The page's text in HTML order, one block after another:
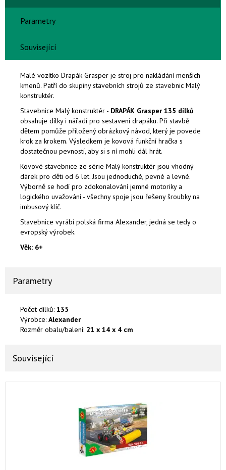
Parametry
Související
Malé vozítko Drapák Grasper je stroj pro nakládání menších
kmenů. Patří do skupiny stavebních strojů ze stavebnic Malý
konstruktér.
Stavebnice Malý konstruktér - DRAPÁK Grasper 135 dílků
obsahuje dílky i nářadí pro sestavení drapáku. Při stavbě
dětem pomůže přiložený obrázkový návod, který je povede
krok za krokem. Výsledkem je kovová funkční hračka s
dostatečnou pevností, aby si s ní mohli dál hrát.
Kovové stavebnice ze série Malý konstruktér jsou vhodný
dárek pro děti od 6 let. Jsou jednoduché, pevné a levné.
Výborně se hodí pro zdokonalování jemné motoriky a
logického uvažování - všechny spoje jsou řešeny šroubky na
imbusový klíč.
Stavebnice vyrábí polská firma Alexander, jedná se tedy o
evropský výrobek.
Věk: 6+
Parametry
Počet dílků: 135
Výrobce: Alexander
Rozměr obalu/balení: 21 x 14 x 4 cm
Související